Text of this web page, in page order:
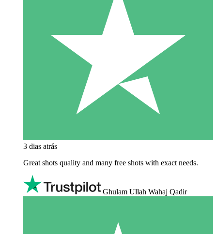
3 dias atrás
Great shots quality and many free shots with exact needs.
Ghulam Ullah Wahaj Qadir